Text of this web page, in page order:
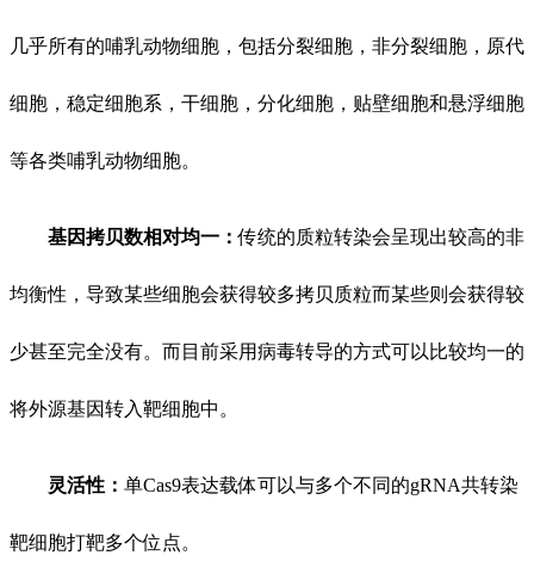
几乎所有的哺乳动物细胞，包括分裂细胞，非分裂细胞，原代
细胞，稳定细胞系，干细胞，分化细胞，贴壁细胞和悬浮细胞
等各类哺乳动物细胞。
基因拷贝数相对均一：传统的质粒转染会呈现出较高的非
均衡性，导致某些细胞会获得较多拷贝质粒而某些则会获得较
少甚至完全没有。而目前采用病毒转导的方式可以比较均一的
将外源基因转入靶细胞中。
灵活性： 单Cas9表达载体可以与多个不同的gRNA共转染
靶细胞打靶多个位点。